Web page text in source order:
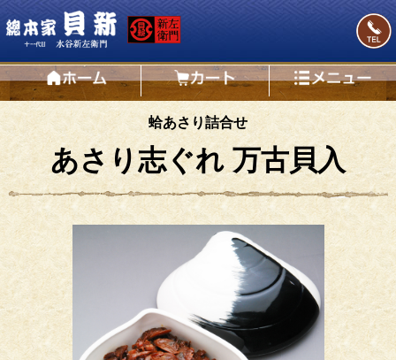
蛤あさり詰合せ
あさり志ぐれ 万古貝入